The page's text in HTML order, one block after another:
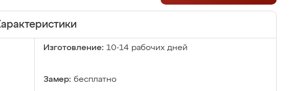
Изготовление: 10-14 рабочих дней
Замер: бесплатно